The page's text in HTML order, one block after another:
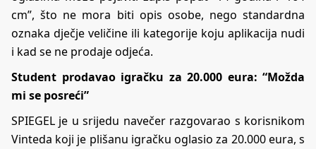
cm”, što ne mora biti opis osobe, nego standardna
oznaka dječje veličine ili kategorije koju aplikacija nudi
i kad se ne prodaje odjeća.
Student prodavao igračku za 20.000 eura: “Možda
mi se posreći”
SPIEGEL je u srijedu navečer razgovarao s korisnikom
Vinteda koji je plišanu igračku oglasio za 20.000 eura, s